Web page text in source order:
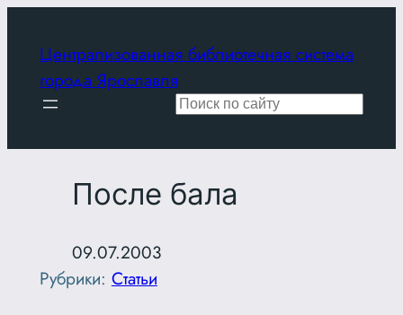
содержимому
Централизованная библиотечная система
города Ярославля
Поиск
После бала
09.07.2003
Рубрики: Статьи